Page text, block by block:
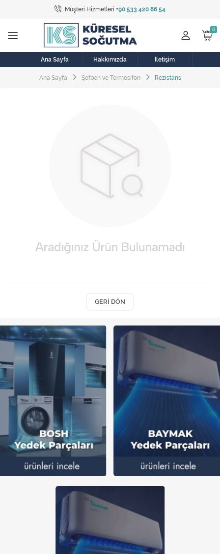
Müşteri Hizmetleri +90 533 420 86 54
Tüm Kategoriler
Bulaşık Makinesi
Buzdolabı
Çamaşır Kurutma Makinesi
Elektrikli Aksamlar
Elektrikli Süpürge
Fan
Klima
Musluk
Soğutma Sistemleri
Şofben ve Termosifon
Ana Sayfa Hakkımızda İletişim
Ana Sayfa Şofben ve Termosifon Rezistans
GERI DÖN